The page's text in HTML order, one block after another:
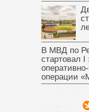
В МВД по
стартовал I
операции